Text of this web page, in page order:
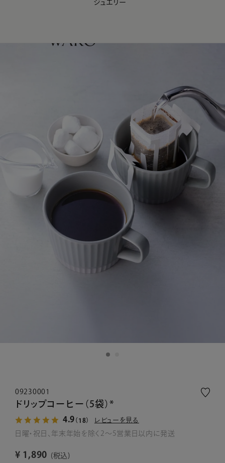
WAKO Membership Program連携はこちら
ジュエリー
09230001
ドリップコーヒー（5袋）*
4.9 （18） レビューを見る
日曜・祝日、年末年始を除く2～5営業日以内に発送
¥ 1,890
税込